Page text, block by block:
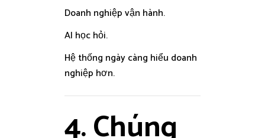
Doanh nghiệp vận hành.
AI học hỏi.
Hệ thống ngày càng hiểu doanh
nghiệp hơn.
4. Chúng